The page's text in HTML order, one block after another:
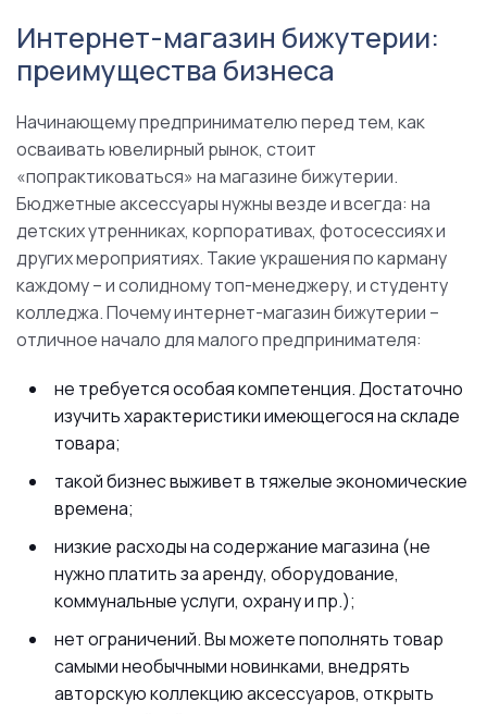
Интернет-магазин бижутерии:
преимущества бизнеса
Начинающему предпринимателю перед тем, как
осваивать ювелирный рынок, стоит
«попрактиковаться» на магазине бижутерии.
Бюджетные аксессуары нужны везде и всегда: на
детских утренниках, корпоративах, фотосессиях и
других мероприятиях. Такие украшения по карману
каждому – и солидному топ-менеджеру, и студенту
колледжа. Почему интернет-магазин бижутерии –
отличное начало для малого предпринимателя:
не требуется особая компетенция. Достаточно
изучить характеристики имеющегося на складе
товара;
такой бизнес выживет в тяжелые экономические
времена;
низкие расходы на содержание магазина (не
нужно платить за аренду, оборудование,
коммунальные услуги, охрану и пр.);
нет ограничений. Вы можете пополнять товар
самыми необычными новинками, внедрять
авторскую коллекцию аксессуаров, открыть